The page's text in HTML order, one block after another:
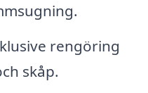
rengöring
skåp.